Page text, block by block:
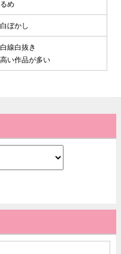
め
ぼかし
線白抜き
高い作品が多い